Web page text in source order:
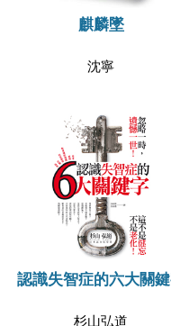
麒麟墜
沈寧
認識失智症的六大關
杉山弘道